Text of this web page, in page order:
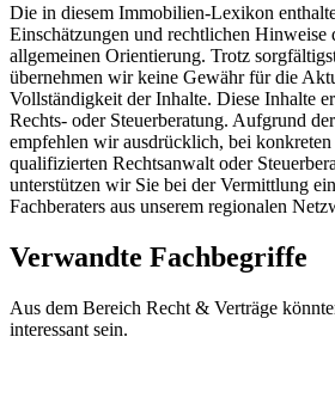
Die in diesem Immobilien-Lexikon
Einschätzungen und rechtlichen Hinweise
allgemeinen Orientierung. Trotz
übernehmen wir keine Gewähr für die
Vollständigkeit der Inhalte. Diese Inhalte
Rechts- oder Steuerberatung. Aufgrund
empfehlen wir ausdrücklich, bei konkreten
qualifizierten Rechtsanwalt oder
unterstützen wir Sie bei der Vermittlung
Fachberaters aus unserem regionalen
Verwandte Fachbegriffe
Aus dem Bereich Recht & Verträge
interessant sein.